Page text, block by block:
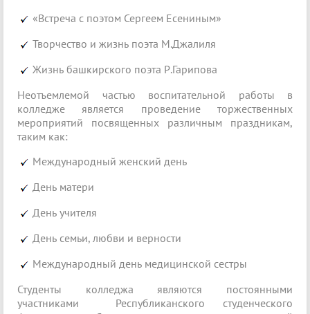
«Встреча с поэтом Сергеем Есениным»
Творчество и жизнь поэта М.Джалиля
Жизнь башкирского поэта Р.Гарипова
Неотъемлемой частью воспитательной работы в
колледже является проведение торжественных
мероприятий посвященных различным праздникам,
таким как:
Международный женский день
День матери
День учителя
День семьи, любви и верности
Международный день медицинской сестры
Студенты колледжа являются постоянными
участниками Республиканского студенческого